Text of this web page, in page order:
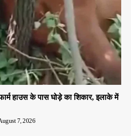
हाउस के पास घोड़े का शिकार, इलाके में
7, 2026